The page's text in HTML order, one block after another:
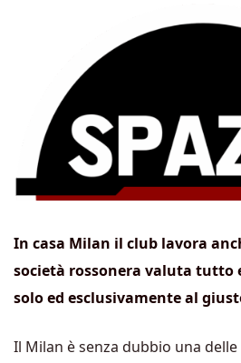
In casa Milan il club lavora
società rossonera valuta tutto
solo ed esclusivamente al
Il Milan è senza dubbio una